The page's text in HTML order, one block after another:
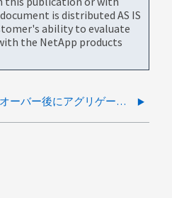
is distributed AS IS
ability to evaluate
the NetApp products
MetroCluster IP強制スイッチオーバー後にアグリゲートのステータスが「failed,out-of-date」とレポートされる